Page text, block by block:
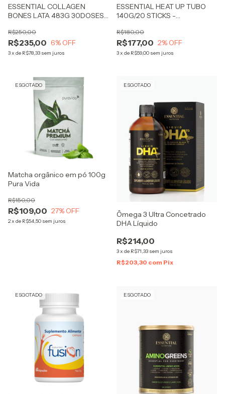
ESSENTIAL COLLAGEN
BONES LATA 483G 30DOSES
OSSOS MAIS FORTES
R$235,00
R$250,00
6% OFF
3x de R$78,33 sem juros
ESSENTIAL HEAT UP TUBO
140G/20 STICKS -
R$177,00
R$180,00
2% OFF
3x de R$59,00 sem juros
ESGOTADO
Matcha orgânico em pó 100g
Pura Vida
R$109,00
R$150,00
27% OFF
2x de R$54,50 sem juros
ESGOTADO
Ômega 3 Ultra Concetrado
DHA Líquido
R$214,00
3x de R$71,33 sem juros
R$203,30 com Pix
ESGOTADO ESGOTADO